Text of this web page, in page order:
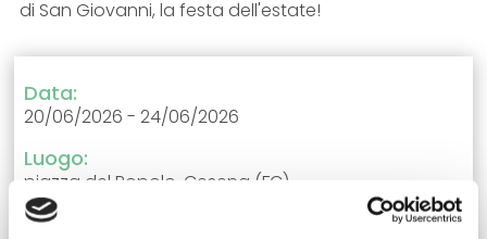
di San Giovanni, la festa dell'estate!
Data:
20/06/2026 - 24/06/2026
Luogo:
piazza del Popolo, Cesena (FC)
Evento gratuito